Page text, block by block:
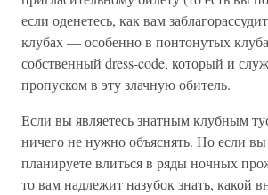
если оденетесь, как вам
клубах — особенно в понтонутых
собственный dress-code, который и
пропуском в эту злачную обитель.
Если вы являетесь знатным клубным
ничего не нужно объяснять. Но если вы
планируете влиться в ряды ночных
то вам надлежит назубок знать, какой